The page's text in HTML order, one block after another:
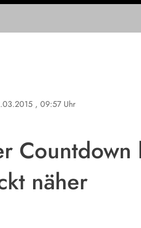
, 09:57 Uhr
Countdown
näher